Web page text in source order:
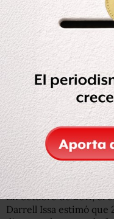
El derecho de los
armas está
Carta de Derechos
tiroteos en escuelas,
ocurrida en diciembre
sobre sus límites.
Igualmente, en la
organizaciones
hicieron volar un
México y Estados
de armas.
En octubre de 2011, el
Darrell Issa estimó